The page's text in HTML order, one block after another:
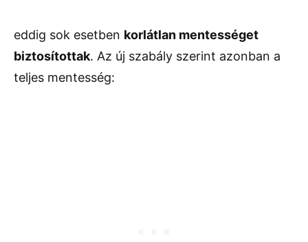
eddig sok esetben korlátlan mentességet
biztosítottak. Az új szabály szerint azonban a
teljes mentesség: